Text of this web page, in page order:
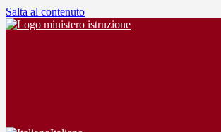
Salta al contenuto